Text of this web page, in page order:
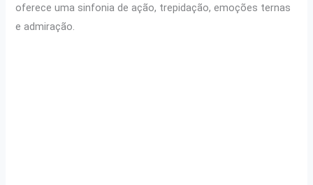
oferece uma sinfonia de ação, trepidação, emoções ternas
e admiração.